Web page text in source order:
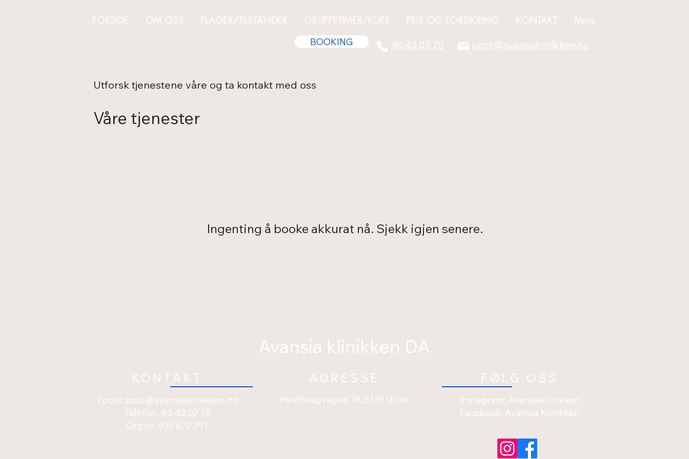
FORSIDE OM OSS PLAGER/TILSTANDER GRUPPETIMER/KURS PRIS OG FORSIKRING KONTAKT More
BOOKING 40 43 07 70 post@avansiaklinikken.no
Utforsk tjenestene våre og ta kontakt med oss
Våre tjenester
Ingenting å booke akkurat nå. Sjekk igjen senere.
Avansia klinikken DA
KONTAKT ADRESSE FØLG OSS
Epost: post@avansiaklinikken.no
Telefon: 40 43 07 70
Org.nr: 935 672 791
Hesthaugvegen 18, 5119 Ulset
Instagram: Avansiaklinikken
Facebook: Avansia Klinikken